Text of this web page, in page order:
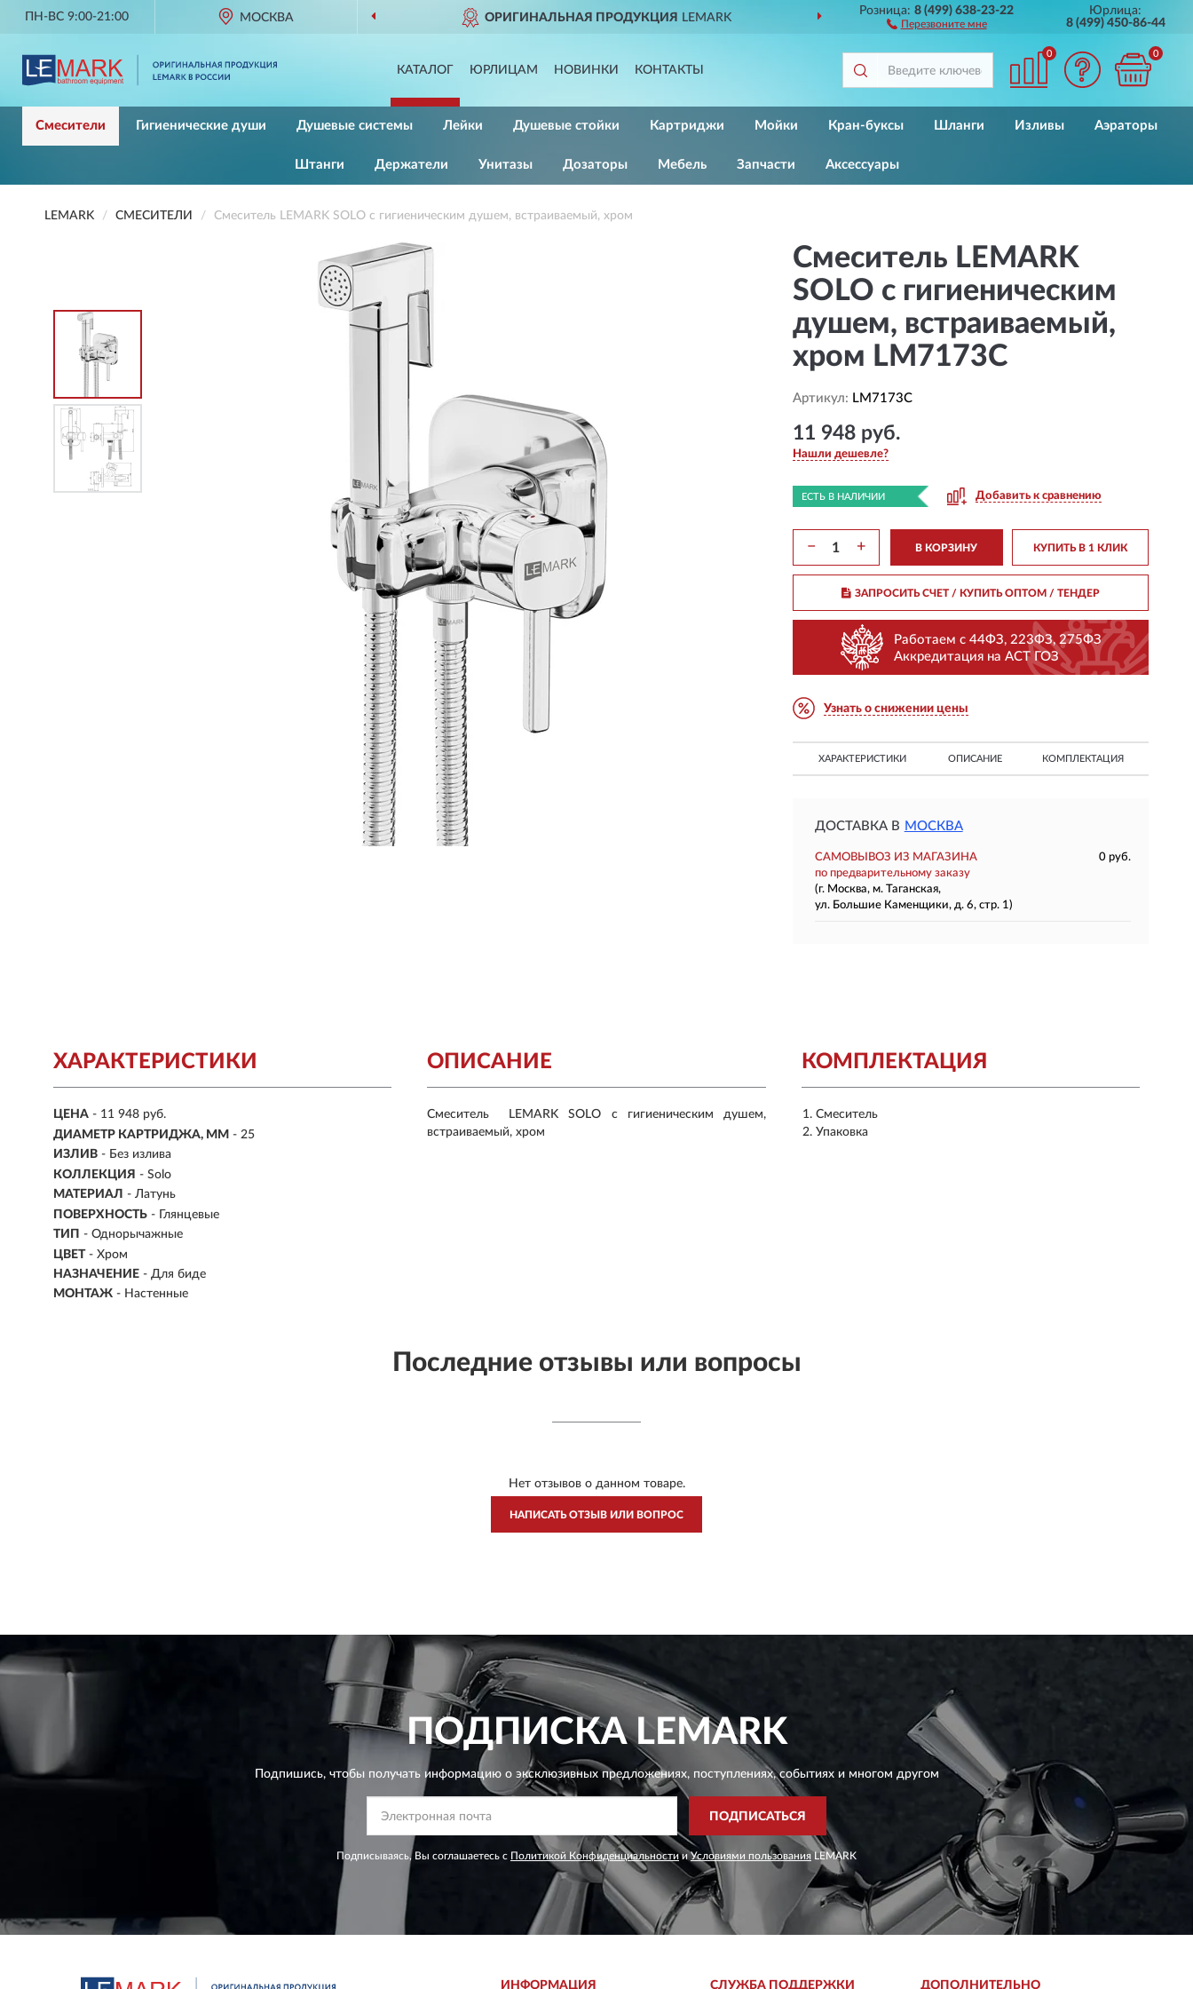
ПН-ВС 9:00-21:00 МОСКВА ОРИГИНАЛЬНАЯ ПРОДУКЦИЯ LEMARK ДОСТАВИМ ПО ВСЕЙ РОССИИ
Розница:8 (499) 638-23-22
Перезвоните мне
Юрлица:
8 (499) 450-86-44
КАТАЛОГ ЮРЛИЦАМ НОВИНКИ КОНТАКТЫ
0 0
Смесители Гигиенические души Душевые системы Лейки Душевые стойки Картриджи Мойки Кран-буксы Шланги Изливы Аэраторы
Штанги Держатели Унитазы Дозаторы Мебель Запчасти Аксессуары
LEMARK СМЕСИТЕЛИ Смеситель LEMARK SOLO с гигиеническим душем, встраиваемый, хром
Смеситель LEMARK
SOLO с гигиеническим
душем, встраиваемый,
хром LM7173C
Артикул: LM7173C
11 948 руб.
Нашли дешевле?
ЕСТЬ В НАЛИЧИИ Добавить к сравнению
− + В КОРЗИНУ КУПИТЬ В 1 КЛИК
ЗАПРОСИТЬ СЧЕТ / КУПИТЬ ОПТОМ/ ТЕНДЕР
Работаем с 44ФЗ, 223ФЗ, 275ФЗ
Аккредитация на АСТ ГОЗ
Узнать о снижении цены
ХАРАКТЕРИСТИКИ ОПИСАНИЕ КОМПЛЕКТАЦИЯ
ДОСТАВКА В МОСКВА
САМОВЫВОЗ ИЗ МАГАЗИНА
0 руб.
по предварительному заказу
(г. Москва, м. Таганская,
ул. Большие Каменщики, д. 6, стр. 1)
ХАРАКТЕРИСТИКИ
ЦЕНА - 11 948 руб.
ДИАМЕТР КАРТРИДЖА, ММ - 25
ИЗЛИВ - Без излива
КОЛЛЕКЦИЯ - Solo
МАТЕРИАЛ - Латунь
ПОВЕРХНОСТЬ - Глянцевые
ТИП - Однорычажные
ЦВЕТ - Хром
НАЗНАЧЕНИЕ - Для биде
МОНТАЖ - Настенные
КОМПЛЕКТАЦИЯ
Смеситель
Упаковка
ОПИСАНИЕ
Смеситель LEMARK SOLO с гигиеническим душем,
встраиваемый, хром
Последние отзывы или вопросы
Нет отзывов о данном товаре.
НАПИСАТЬ ОТЗЫВ ИЛИ ВОПРОС
ПОДПИСКАLEMARK
Подпишись, чтобы получать информацию о эксклюзивных предложениях,поступлениях, событиях и многом другом
ПОДПИСАТЬСЯ
Подписываясь, Вы соглашаетесь с Политикой Конфиденциальности иУсловиями пользования LEMARK
ИНФОРМАЦИЯ СЛУЖБА ПОДДЕРЖКИ ДОПОЛНИТЕЛЬНО